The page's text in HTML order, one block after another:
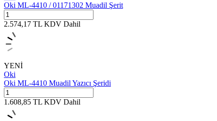
Oki ML-4410 / 01171302 Muadil Şerit
2.574,17 TL KDV Dahil
YENİ
Oki
Oki ML-4410 Muadil Yazıcı Şeridi
1.608,85 TL KDV Dahil